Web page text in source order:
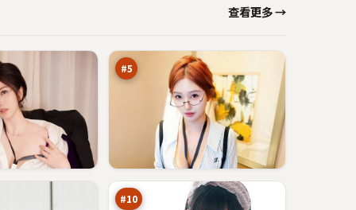
查看更多 →
#5
点
#10
令万